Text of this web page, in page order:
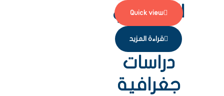
الإسلامي
Quick view
قراءة المزيد
دراسات
جغرافية